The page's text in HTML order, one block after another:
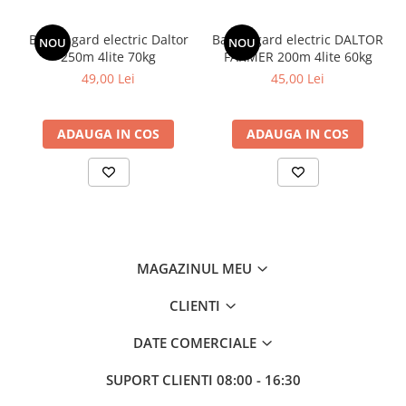
NOU
Banda gard electric Daltor
250m 4lite 70kg
49,00 Lei
ADAUGA IN COS
NOU
Banda gard electric DALTOR
FARMER 200m 4lite 60kg
45,00 Lei
ADAUGA IN COS
MAGAZINUL MEU
CLIENTI
DATE COMERCIALE
SUPORT CLIENTI 08:00 - 16:30